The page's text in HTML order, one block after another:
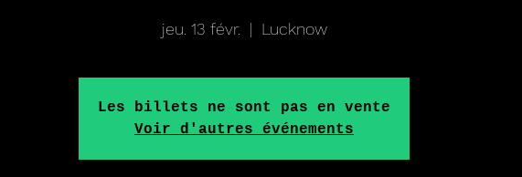
jeu. 13 févr.
  |
Lucknow
Les billets ne sont pas en vente
Voir d'autres événements